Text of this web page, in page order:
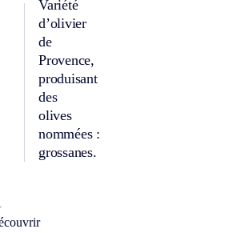
Variété
d’olivier
de
Provence,
produisant
des
olives
nommées :
grossanes.